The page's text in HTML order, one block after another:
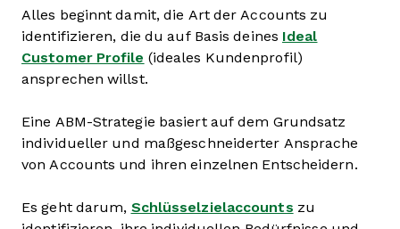
Alles beginnt damit, die Art der Accounts zu
identifizieren, die du auf Basis deines Ideal
Customer Profile (ideales Kundenprofil)
ansprechen willst.
Eine ABM-Strategie basiert auf dem Grundsatz
individueller und maßgeschneiderter Ansprache
von Accounts und ihren einzelnen Entscheidern.
Es geht darum, Schlüsselzielaccounts zu